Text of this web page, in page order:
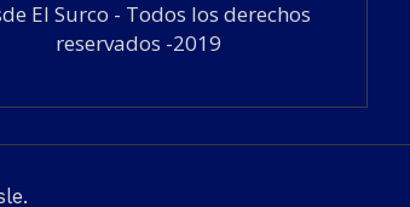
El Surco - Todos los derechos
reservados -2019